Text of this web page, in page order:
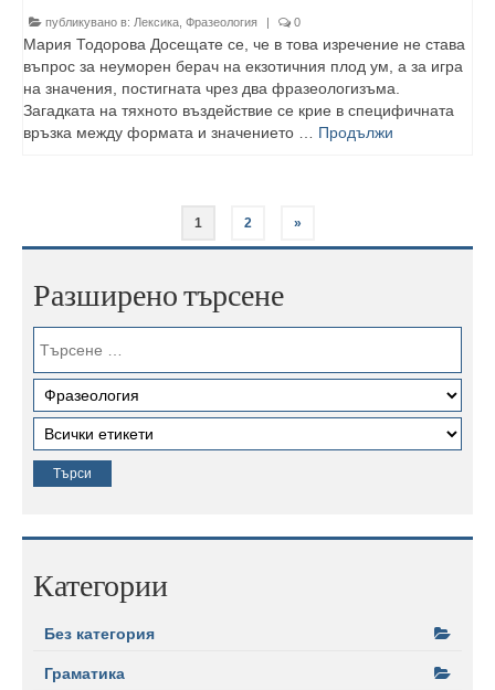
публикувано в: Лексика Фразеология | 0
Мария Тодорова Досещате се, че в това изречение не става
въпрос за неуморен берач на екзотичния плод ум, а за игра
на значения, постигната чрез два фразеологизъма.
Загадката на тяхното въздействие се крие в специфичната
връзка между формата и значението … Продължи
1 2 »
Разширено търсене
Категории
Без категория
Граматика